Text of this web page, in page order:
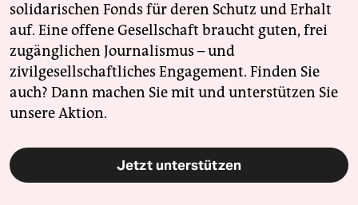
solidarischen Fonds für deren Schutz und Erhalt
auf. Eine offene Gesellschaft braucht guten, frei
zugänglichen Journalismus – und
zivilgesellschaftliches Engagement. Finden Sie
auch? Dann machen Sie mit und unterstützen Sie
unsere Aktion.
Jetzt unterstützen